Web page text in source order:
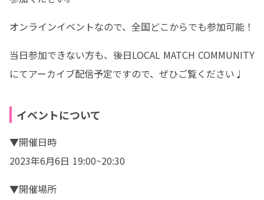
オンラインイベントなので、全国どこからでも参加可能！
当日参加できない方も、後日LOCAL MATCH COMMUNITY
にてアーカイブ配信予定ですので、ぜひご覧ください♩
イベントについて
▼開催日時
2023年6月6日 19:00~20:30
▼開催場所